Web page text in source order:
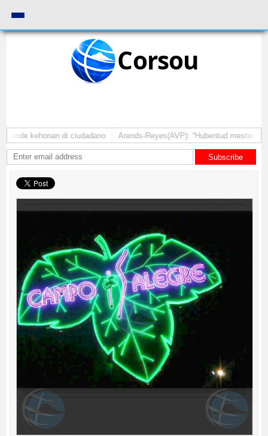
Corsou
kehonan di ciudadano Arends-Reyes(AVP): “Hubentud mester sinti
Subscribe